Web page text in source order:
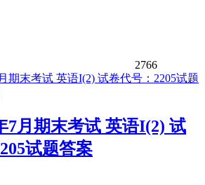
2766
7月期末考试 英语I(2) 试
试题答案